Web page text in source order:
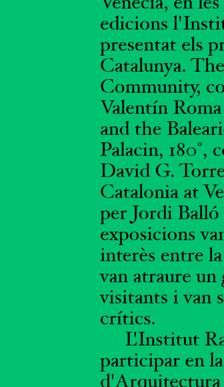
edicions
presentat els
Catalunya.
Community,
Valentín
and the
Palacin, 180°,
David G.
Catalonia at
per Jordi Balló
exposicions
interès entre
van atraure
visitants i van
crítics.
L'Institut
participar en
d'Arquitectura